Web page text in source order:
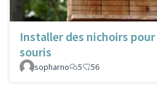
Installer des nichoirs
souris
sopharno 5 56